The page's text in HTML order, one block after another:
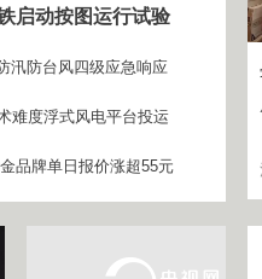
启动按图运行试验
汛防台风四级应急响应
难度浮式风电平台投运
品牌单日报价涨超55元